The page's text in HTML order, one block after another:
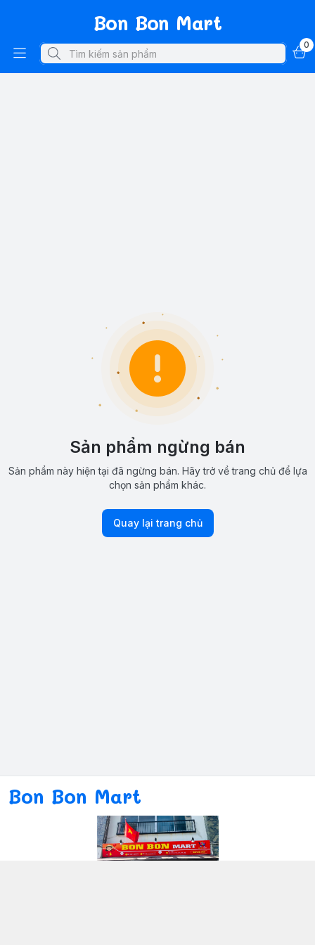
Bon Bon Mart
0
Sản phẩm ngừng bán
Sản phẩm này hiện tại đã ngừng bán. Hãy trở về trang chủ để lựa
chọn sản phẩm khác.
Quay lại trang chủ
Bon Bon Mart